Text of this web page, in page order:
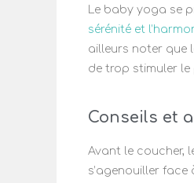
Le baby yoga se
sérénité et
ailleurs noter que
de trop stimuler le
Conseils et
Avant le coucher,
s’agenouiller